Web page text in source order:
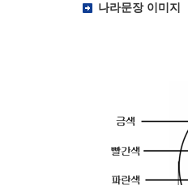
나라문장 이미지